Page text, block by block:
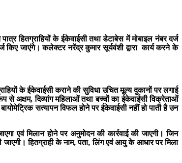
हितग्राहियों के ईकेवाईसी तथा डेटाबेस में मोबाइल नंबर दर्ज
किए जाएंगे। कलेक्टर नरेंद्र कुमार सूर्यवंशी द्वारा कार्य करने के
के ईकेवाईसी कराने की सुविधा उचित मूल्य दुकानों पर लगाई
से अक्षम, दिव्यांग महिलाओं तथा बच्चों का ईकेवाईसी विक्रेताओं
सत्यापन विफल होने पर ईकेवाईसी नहीं हो पाती है उन
एवं मिलान होने पर अनुमोदन की कार्रवाई की जाएगी। जिन
जाएगी। हितग्राही के नाम, पता, लिंग एवं आयु के आधार पर मिला